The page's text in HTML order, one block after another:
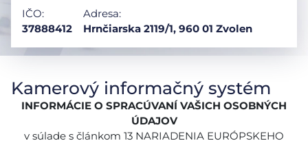
IČO:
37888412
Adresa:
Hrnčiarska 2119/1, 960 01 Zvolen
Kamerový informačný systém
INFORMÁCIE O SPRACÚVANÍ VAŠICH OSOBNÝCH
ÚDAJOV
v súlade s článkom 13 NARIADENIA EURÓPSKEHO